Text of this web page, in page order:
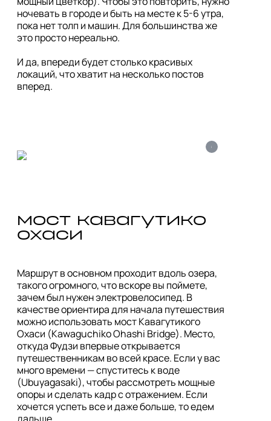
ночевать в городе и быть на месте к 5-6 утра,
пока нет толп и машин. Для большинства же
это просто нереально.
И да, впереди будет столько красивых
локаций, что хватит на несколько постов
i
мост кавагутико
охаси
Маршрут в основном проходит вдоль озера,
такого огромного, что вскоре вы поймете,
зачем был нужен электровелосипед. В
качестве ориентира для начала путешествия
можно использовать мост Кавагутикого
Охаси (Kawaguchiko Ohashi Bridge). Место,
откуда Фудзи впервые открывается
путешественникам во всей красе. Если у вас
много времени — спуститесь к воде
(Ubuyagasaki), чтобы рассмотреть мощные
опоры и сделать кадр с отражением. Если
хочется успеть все и даже больше, то едем